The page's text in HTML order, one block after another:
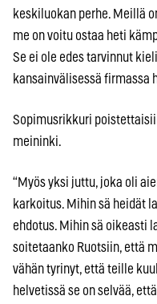
keskiluokan perhe. Meillä
me on voitu ostaa heti
Se ei ole edes tarvinnut
kansainvälisessä firmassa
Sopimusrikkuri
meininki.
“Myös yksi juttu, joka oli
karkoitus. Mihin sä heidät
ehdotus. Mihin sä oikeasti
soitetaanko Ruotsiin, että
vähän tyrinyt, että teille
helvetissä se on selvää,